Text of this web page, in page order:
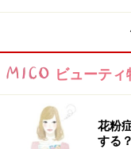
ビューテ
花粉
する？